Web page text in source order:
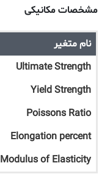
مشخصات مکانیکی
نام متغیر
Ultimate Strength
Yield Strength
Poissons Ratio
Elongation percent
Modulus of Elasticity